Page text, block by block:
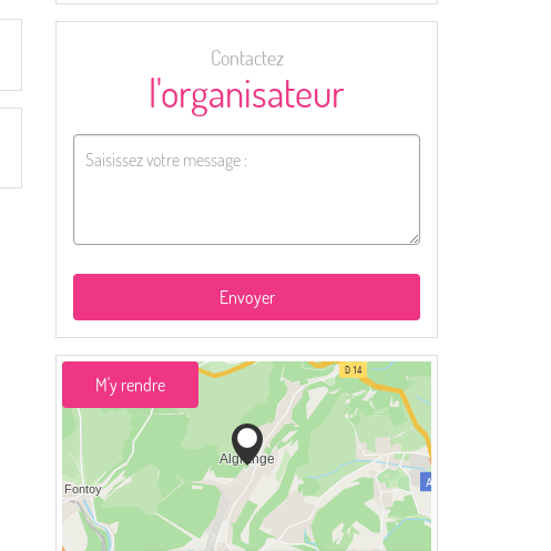
Contactez
l'organisateur
Envoyer
M'y rendre